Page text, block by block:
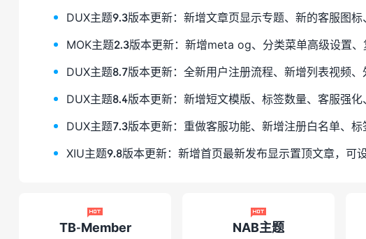
DUX主题9.3版本更新：新增文章页显示专题、新的客服图
MOK主题2.3版本更新：新增meta og、分类菜单高级设置
DUX主题8.7版本更新：全新用户注册流程、新增列表视频
DUX主题8.4版本更新：新增短文模版、标签数量、客服强
DUX主题7.3版本更新：重做客服功能、新增注册白名单、
XIU主题9.8版本更新：新增首页最新发布显示置顶文章，可
TB-Member

NAB主题
